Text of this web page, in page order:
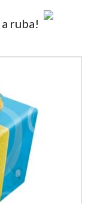
a ruba!